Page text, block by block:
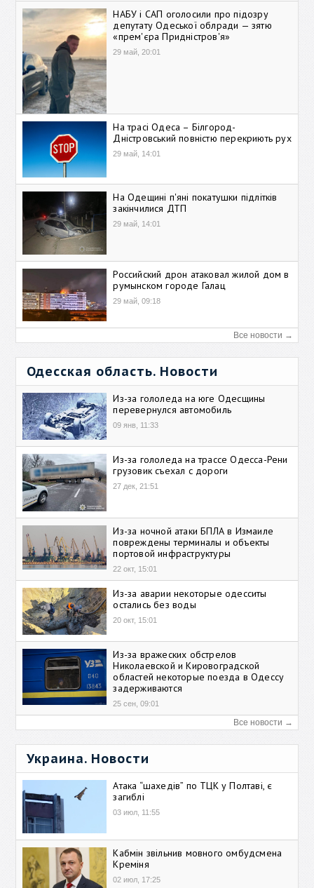
НАБУ і САП оголосили про підозру
депутату Одеської облради — зятю
«прем'єра Придністров'я»
29 май, 20:01
На трасі Одеса – Білгород-
Дністровський повністю перекриють рух
29 май, 14:01
На Одещині п'яні покатушки підлітків
закінчилися ДТП
29 май, 14:01
Российский дрон атаковал жилой дом в
румынском городе Галац
29 май, 09:18
Все новости →
Одесская область. Новости
Из-за гололеда на юге Одесщины
перевернулся автомобиль
09 янв, 11:33
Из-за гололеда на трассе Одесса-Рени
грузовик съехал с дороги
27 дек, 21:51
Из-за ночной атаки БПЛА в Измаиле
повреждены терминалы и объекты
портовой инфраструктуры
22 окт, 15:01
Из-за аварии некоторые одесситы
остались без воды
20 окт, 15:01
Из-за вражеских обстрелов
Николаевской и Кировоградской
областей некоторые поезда в Одессу
задерживаются
25 сен, 09:01
Все новости →
Украина. Новости
Атака “шахедів” по ТЦК у Полтаві, є
загиблі
03 июл, 11:55
Кабмін звільнив мовного омбудсмена
Креміня
02 июл, 17:25